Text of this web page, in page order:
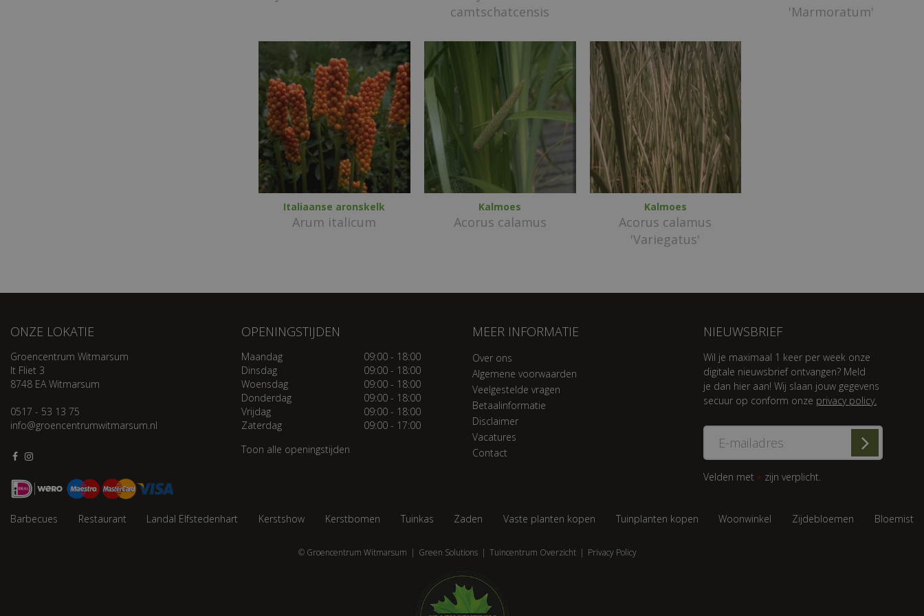
camtschatcensis
'Marmoratum'
Italiaanse aronskelk
Arum italicum
Kalmoes
Acorus calamus
Kalmoes
Acorus calamus
'Variegatus'
ONZE LOKATIE
Groencentrum Witmarsum
It Fliet 3
8748 EA Witmarsum
0517 - 53 13 75
info@groencentrumwitmarsum.nl
OPENINGSTIJDEN
Maandag
09:00 - 18:00
Dinsdag
09:00 - 18:00
Woensdag
09:00 - 18:00
Donderdag
09:00 - 18:00
Vrijdag
09:00 - 18:00
Zaterdag
09:00 - 17:00
Toon alle openingstijden
MEER INFORMATIE
Over ons
Algemene voorwaarden
Veelgestelde vragen
Betaalinformatie
Disclaimer
Vacatures
Contact
NIEUWSBRIEF
Wil je maximaal 1 keer per week onze
digitale nieuwsbrief ontvangen? Meld
je dan hier aan! Wij slaan jouw gegevens
secuur op conform onze privacy policy.
Velden met * zijn verplicht.
Barbecues Restaurant Landal Elfstedenhart Kerstshow Kerstbomen Tuinkas Zaden Vaste planten kopen Tuinplanten kopen Woonwinkel Zijdebloemen Bloemist
© Groencentrum Witmarsum Green Solutions Tuincentrum Overzicht Privacy Policy